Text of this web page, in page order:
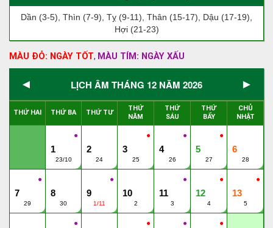
Dần (3-5), Thìn (7-9), Tỵ (9-11), Thân (15-17), Dậu (17-19),
Hợi (21-23)
MÀU ĐỎ: NGÀY TỐT, MÀU TÍM: NGÀY XẤU
◄ LỊCH ÂM THÁNG 12 NĂM 2026 ►
THỨ HAI THỨ BA THỨ TƯ
THỨ
NĂM
THỨ
SÁU
THỨ
BẨY
CHỦ
NHẬT
●
1
23/10
2
24
●
3
25
●
4
26
●
5
27
6
28
●
7
29
8
30
●
9
1/11
10
2
●
11
3
●
12
4
●
13
5
● ● ● ●